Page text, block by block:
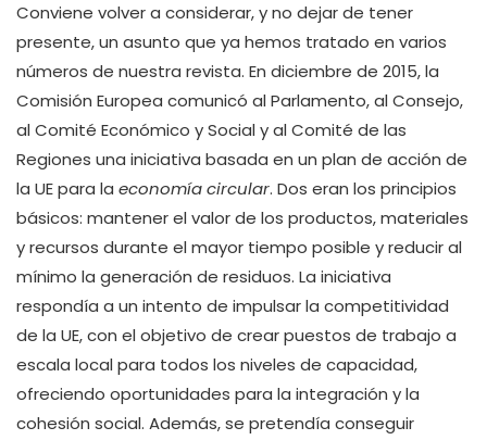
Conviene volver a considerar, y no dejar de tener
presente, un asunto que ya hemos tratado en varios
números de nuestra revista. En diciembre de 2015, la
Comisión Europea comunicó al Parlamento, al Consejo,
al Comité Económico y Social y al Comité de las
Regiones una iniciativa basada en un plan de acción de
la UE para la economía circular. Dos eran los principios
básicos: mantener el valor de los productos, materiales
y recursos durante el mayor tiempo posible y reducir al
mínimo la generación de residuos. La iniciativa
respondía a un intento de impulsar la competitividad
de la UE, con el objetivo de crear puestos de trabajo a
escala local para todos los niveles de capacidad,
ofreciendo oportunidades para la integración y la
cohesión social. Además, se pretendía conseguir